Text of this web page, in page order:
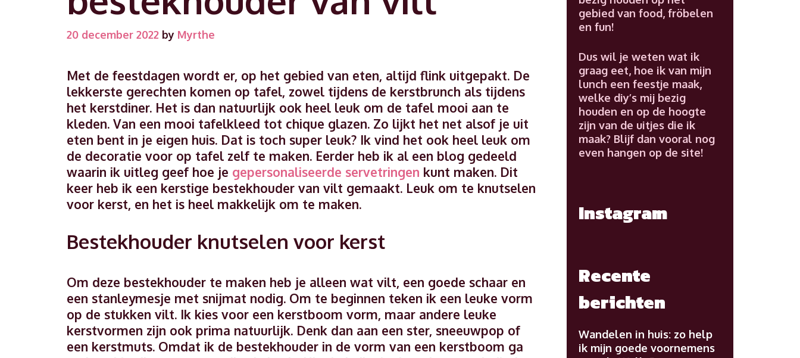
20 december 2022 by Myrthe
Met de feestdagen wordt er, op het gebied van eten, altijd flink uitgepakt. De
lekkerste gerechten komen op tafel, zowel tijdens de kerstbrunch als tijdens
het kerstdiner. Het is dan natuurlijk ook heel leuk om de tafel mooi aan te
kleden. Van een mooi tafelkleed tot chique glazen. Zo lijkt het net alsof je uit
eten bent in je eigen huis. Dat is toch super leuk? Ik vind het ook heel leuk om
de decoratie voor op tafel zelf te maken. Eerder heb ik al een blog gedeeld
waarin ik uitleg geef hoe je gepersonaliseerde servetringen kunt maken. Dit
keer heb ik een kerstige bestekhouder van vilt gemaakt. Leuk om te knutselen
voor kerst, en het is heel makkelijk om te maken.
Bestekhouder knutselen voor kerst
Om deze bestekhouder te maken heb je alleen wat vilt, een goede schaar en
een stanleymesje met snijmat nodig. Om te beginnen teken ik een leuke vorm
op de stukken vilt. Ik kies voor een kerstboom vorm, maar andere leuke
kerstvormen zijn ook prima natuurlijk. Denk dan aan een ster, sneeuwpop of
een kerstmuts. Omdat ik de bestekhouder in de vorm van een kerstboom ga
gebied van food, fröbelen
en fun!
Dus wil je weten wat ik
graag eet, hoe ik van mijn
lunch een feestje maak,
welke diy’s mij bezig
houden en op de hoogte
zijn van de uitjes die ik
maak? Blijf dan vooral nog
even hangen op de site!
Instagram
Recente
berichten
Wandelen in huis: zo help
ik mijn goede voornemens